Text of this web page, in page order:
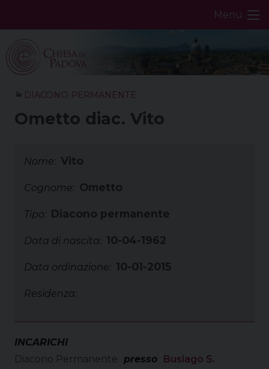
Menu
DIACONO PERMANENTE
Ometto diac. Vito
Nome: Vito
Cognome: Ometto
Tipo: Diacono permanente
Data di nascita: 10-04-1962
Data ordinazione: 10-01-2015
Residenza:
INCARICHI
Diacono Permanente
presso Busiago S.